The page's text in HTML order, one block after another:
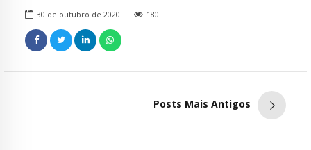
30 de outubro de 2020 180
Posts Mais Antigos